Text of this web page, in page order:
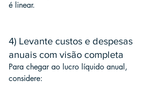
é linear.
4) Levante custos e despesas
anuais com visão completa
Para chegar ao lucro líquido anual,
considere: